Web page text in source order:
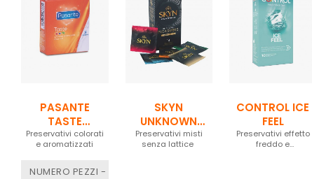
PASANTE
TASTE
FLAVOURS
Preservativi colorati
e aromatizzati
NUMERO PEZZI - 3 PEZZI
SKYN
UNKNOWN
PLEASURE - 14
PEZZI
Preservativi misti
senza lattice
CONTROL ICE
FEEL
Preservativi effetto
freddo e